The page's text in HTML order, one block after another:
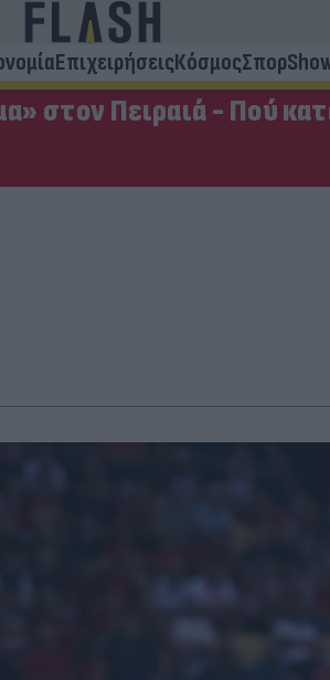
ΕπιχειρήσειςΚόσμοςΣπορ
στον Πειραιά - Πού